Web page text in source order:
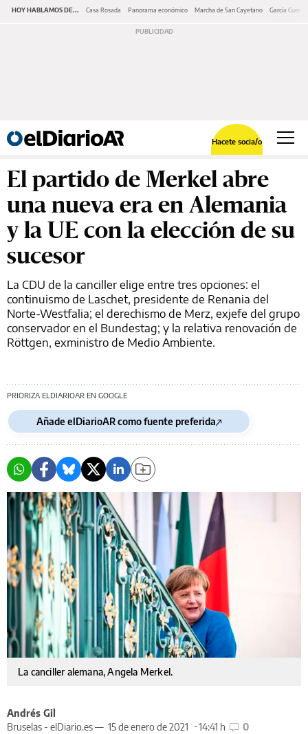
HOY HABLAMOS DE... Casa Rosada Panorama económico Marcha de San Cayetano García Cuerva
Hacete socia/o
El partido de Merkel abre
una nueva era en Alemania
y la UE con la elección de su
sucesor
La CDU de la canciller elige entre tres opciones: el
continuismo de Laschet, presidente de Renania del
Norte-Westfalia; el derechismo de Merz, exjefe del grupo
conservador en el Bundestag; y la relativa renovación de
Röttgen, exministro de Medio Ambiente.
PRIORIZA ELDIARIOAR EN GOOGLE
Añade elDiarioAR como fuente preferida
La canciller alemana, Angela Merkel.
Andrés Gil
Bruselas - elDiario.es — 15 de enero de 2021 14:41 h 0